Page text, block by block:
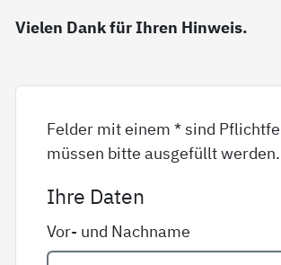
Vielen Dank für Ihren Hinweis.
Felder mit einem * sind
müssen bitte ausgefüllt werden.
Ihre Daten
Vor- und Nachname